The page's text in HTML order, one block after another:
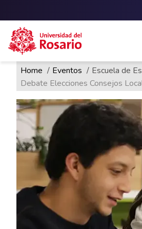
Pasar al contenido principal
Ruta de
Home Eventos
Escuela de
Debate Elecciones Consejos